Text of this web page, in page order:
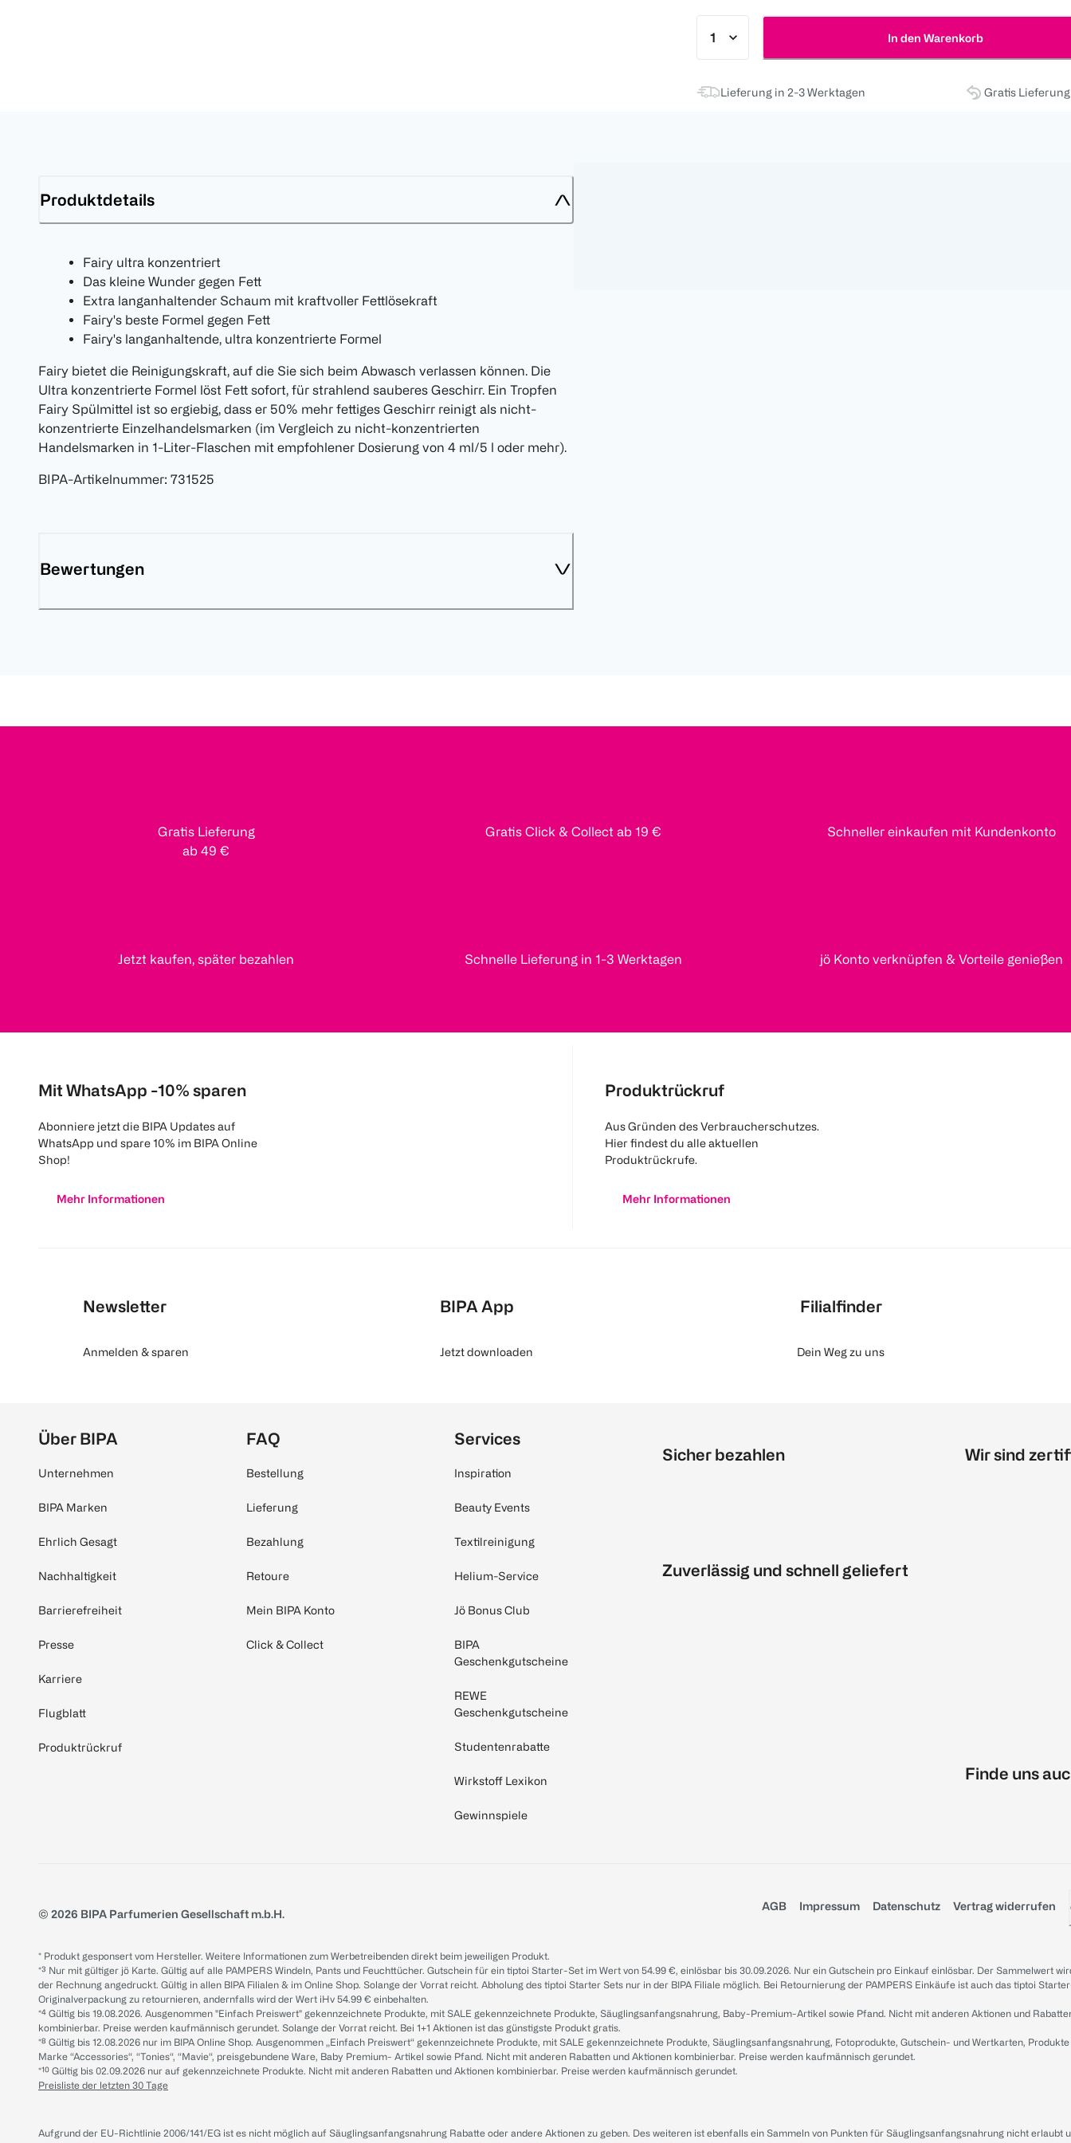
In den Warenkorb
Lieferung in 2-3 Werktagen Gratis
Produktdetails
Fairy ultra konzentriert
Das kleine Wunder gegen Fett
Extra langanhaltender Schaum mit kraftvoller Fettlösekraft
Fairy's beste Formel gegen Fett
Fairy's langanhaltende, ultra konzentrierte Formel
Fairy bietet die Reinigungskraft, auf die Sie sich beim Abwasch verlassen können. Die
Ultra konzentrierte Formel löst Fett sofort, für strahlend sauberes Geschirr. Ein Tropfen
Fairy Spülmittel ist so ergiebig, dass er 50% mehr fettiges Geschirr reinigt als nicht-
konzentrierte Einzelhandelsmarken (im Vergleich zu nicht-konzentrierten
Handelsmarken in 1-Liter-Flaschen mit empfohlener Dosierung von 4 ml/5 l oder mehr).
BIPA-Artikelnummer: 731525
Bewertungen
Gratis Lieferung
ab 49 €
Gratis Click & Collect ab 19 € Schneller einkaufen mit Kundenkonto
Jetzt kaufen, später bezahlen Schnelle Lieferung in 1-3 Werktagen jö Konto verknüpfen & Vorteile genießen
Mit WhatsApp -10% sparen
Abonniere jetzt die BIPA Updates auf
WhatsApp und spare 10% im BIPA Online
Shop!
Mehr Informationen
Produktrückruf
Aus Gründen des Verbraucherschutzes.
Hier findest du alle aktuellen
Produktrückrufe.
Mehr Informationen
Newsletter
Anmelden & sparen
BIPA App
Jetzt downloaden
Filialfinder
Dein Weg zu uns
Über BIPA
Unternehmen
BIPA Marken
Ehrlich Gesagt
Nachhaltigkeit
Barrierefreiheit
Presse
Karriere
Flugblatt
Produktrückruf
FAQ
Bestellung
Lieferung
Bezahlung
Retoure
Mein BIPA Konto
Click & Collect
Services
Inspiration
Beauty Events
Textilreinigung
Helium-Service
Jö Bonus Club
BIPA
Geschenkgutscheine
REWE
Geschenkgutscheine
Studentenrabatte
Wirkstoff Lexikon
Gewinnspiele
Sicher bezahlen
Zuverlässig und schnell geliefert
Wir sind
Finde uns
© 2026 BIPA Parfumerien Gesellschaft m.b.H.
AGB Impressum Datenschutz Vertrag widerrufen
* Produkt gesponsert vom Hersteller. Weitere Informationen zum Werbetreibenden direkt beim jeweiligen Produkt.
*³ Nur mit gültiger jö Karte. Gültig auf alle PAMPERS Windeln, Pants und Feuchttücher. Gutschein für ein tiptoi Starter-Set im Wert von 54.99 €, einlösbar bis 30.09.2026. Nur ein Gutschein pro Einkauf einlösbar. Der Sammelwert
der Rechnung angedruckt. Gültig in allen BIPA Filialen & im Online Shop. Solange der Vorrat reicht. Abholung des tiptoi Starter Sets nur in der BIPA Filiale möglich. Bei Retournierung der PAMPERS Einkäufe ist auch das tiptoi
Originalverpackung zu retournieren, andernfalls wird der Wert iHv 54.99 € einbehalten.
*⁴ Gültig bis 19.08.2026. Ausgenommen "Einfach Preiswert" gekennzeichnete Produkte, mit SALE gekennzeichnete Produkte, Säuglingsanfangsnahrung, Baby-Premium-Artikel sowie Pfand. Nicht mit anderen Aktionen und
kombinierbar. Preise werden kaufmännisch gerundet. Solange der Vorrat reicht. Bei 1+1 Aktionen ist das günstigste Produkt gratis.
*⁸ Gültig bis 12.08.2026 nur im BIPA Online Shop. Ausgenommen „Einfach Preiswert“ gekennzeichnete Produkte, mit SALE gekennzeichnete Produkte, Säuglingsanfangsnahrung, Fotoprodukte, Gutschein- und Wertkarten,
Marke “Accessories“, “Tonies“, “Mavie“, preisgebundene Ware, Baby Premium- Artikel sowie Pfand. Nicht mit anderen Rabatten und Aktionen kombinierbar. Preise werden kaufmännisch gerundet.
*¹⁰ Gültig bis 02.09.2026 nur auf gekennzeichnete Produkte. Nicht mit anderen Rabatten und Aktionen kombinierbar. Preise werden kaufmännisch gerundet.
Preisliste der letzten 30 Tage
Aufgrund der EU-Richtlinie 2006/141/EG ist es nicht möglich auf Säuglingsanfangsnahrung Rabatte oder andere Aktionen zu geben. Des weiteren ist ebenfalls ein Sammeln von Punkten für Säuglingsanfangsnahrung nicht erlaubt